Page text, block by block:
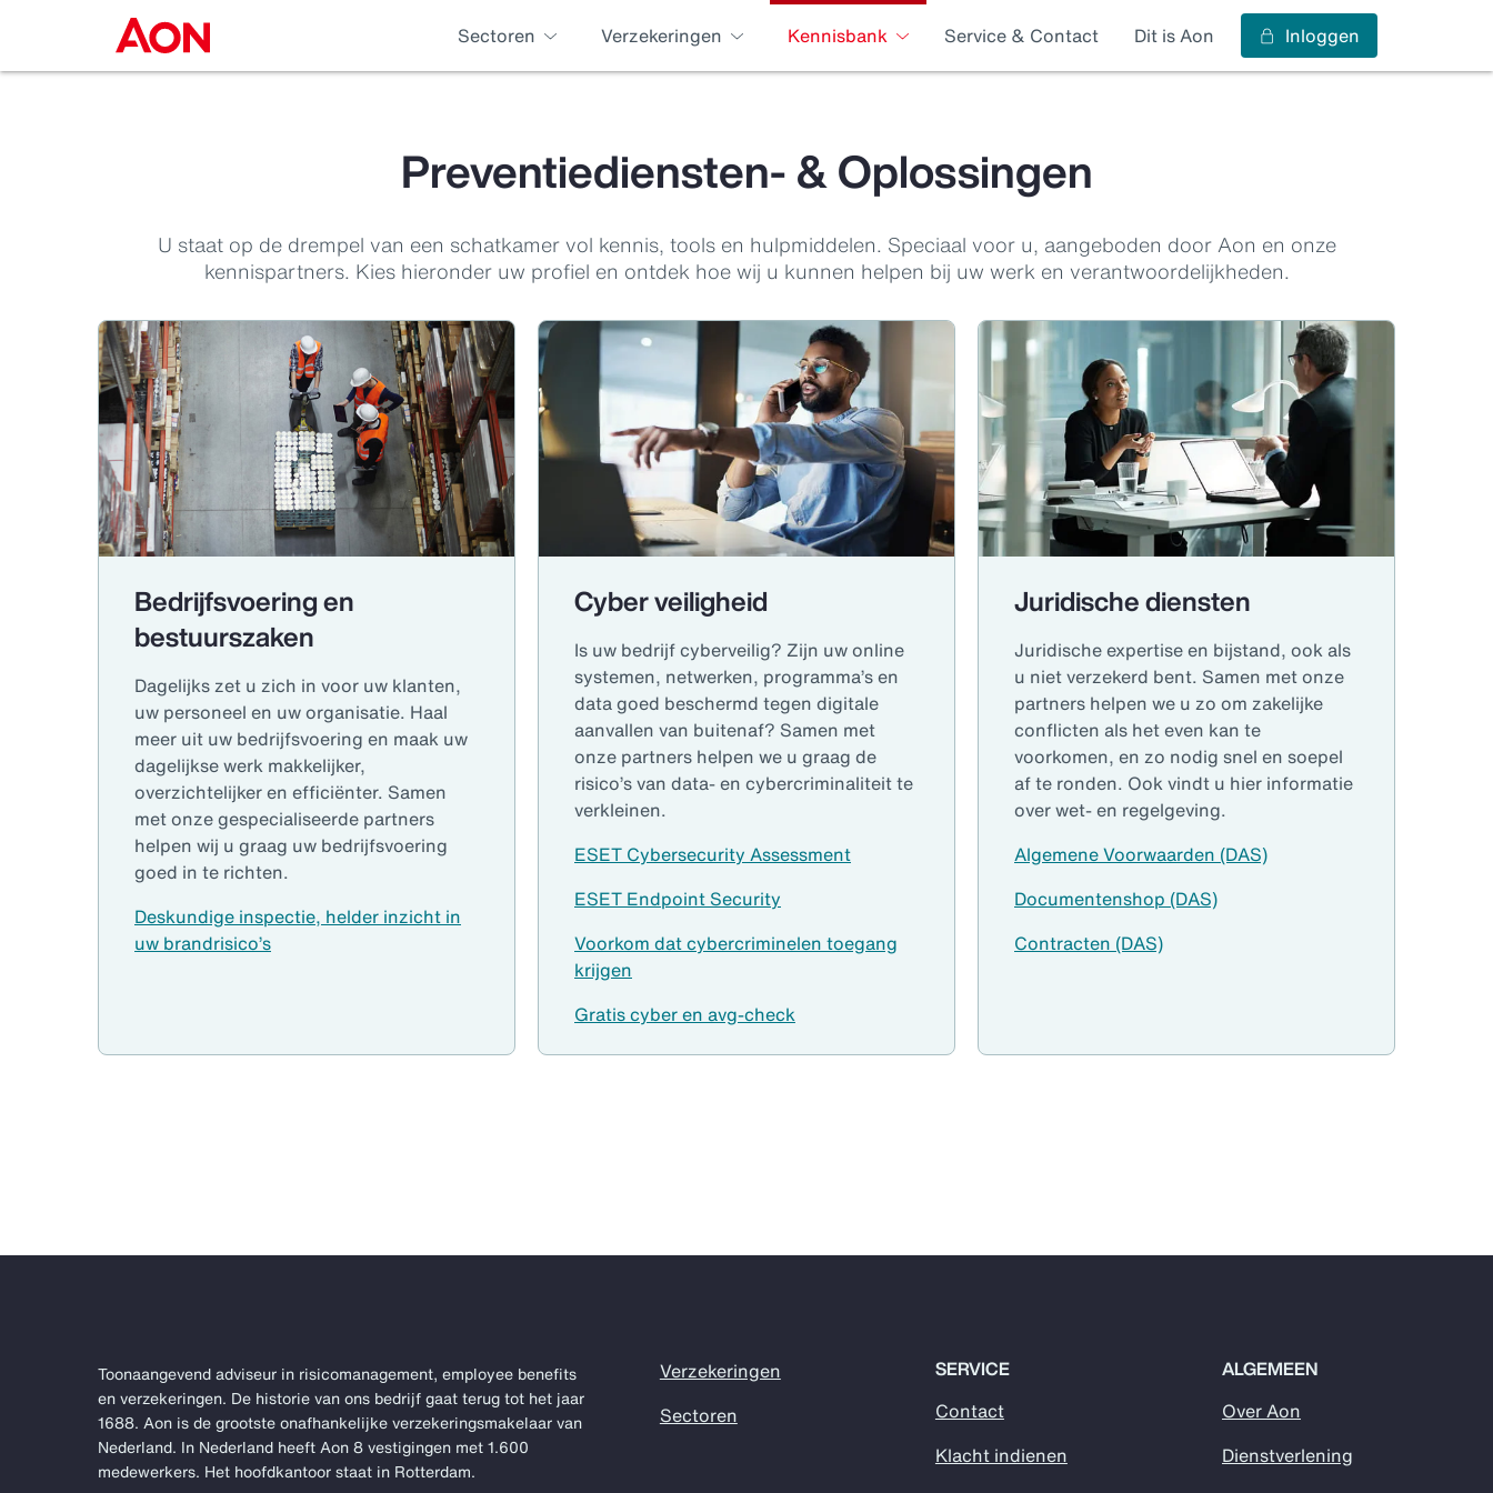
Sectoren Verzekeringen Kennisbank Service & Contact Dit is Aon Inloggen
Preventiediensten- & Oplossingen
U staat op de drempel van een schatkamer vol kennis, tools en hulpmiddelen. Speciaal voor u, aangeboden door Aon en onze
kennispartners. Kies hieronder uw profiel en ontdek hoe wij u kunnen helpen bij uw werk en verantwoordelijkheden.
Bedrijfsvoering en
bestuurszaken
Dagelijks zet u zich in voor uw klanten,
uw personeel en uw organisatie. Haal
meer uit uw bedrijfsvoering en maak uw
dagelijkse werk makkelijker,
overzichtelijker en efficiënter. Samen
met onze gespecialiseerde partners
helpen wij u graag uw bedrijfsvoering
goed in te richten.
Deskundige inspectie, helder inzicht in
uw brandrisico’s
Cyber veiligheid
Is uw bedrijf cyberveilig? Zijn uw online
systemen, netwerken, programma’s en
data goed beschermd tegen digitale
aanvallen van buitenaf? Samen met
onze partners helpen we u graag de
risico’s van data- en cybercriminaliteit te
verkleinen.
ESET Cybersecurity Assessment
ESET Endpoint Security
Voorkom dat cybercriminelen toegang
krijgen
Gratis cyber en avg-check
Juridische diensten
Juridische expertise en bijstand, ook als
u niet verzekerd bent. Samen met onze
partners helpen we u zo om zakelijke
conflicten als het even kan te
voorkomen, en zo nodig snel en soepel
af te ronden. Ook vindt u hier informatie
over wet- en regelgeving.
Algemene Voorwaarden (DAS)
Documentenshop (DAS)
Contracten (DAS)
Toonaangevend adviseur in risicomanagement, employee benefits
en verzekeringen. De historie van ons bedrijf gaat terug tot het jaar
1688. Aon is de grootste onafhankelijke verzekeringsmakelaar van
Nederland. In Nederland heeft Aon 8 vestigingen met 1.600
medewerkers. Het hoofdkantoor staat in Rotterdam.
Verzekeringen
Sectoren
SERVICE
Contact
Klacht indienen
ALGEMEEN
Over Aon
Dienstverlening